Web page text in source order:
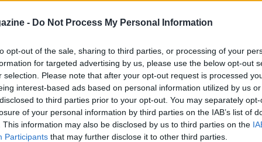
- Do Not Process My Personal Information
opt-out of the sale, sharing to third parties, or processing of your
for targeted advertising by us, please use the below opt-out
selection. Please note that after your opt-out request is processed
interest-based ads based on personal information utilized by us
to third parties prior to your opt-out. You may separately
of your personal information by third parties on the IAB’s list of
This information may also be disclosed by us to third parties on the
Participants that may further disclose it to other third parties.
sponsor. Dopo l’agreementtra Romelu
Era Maserati,i nerazzurri sono molto
per la prossima stagione. Come già